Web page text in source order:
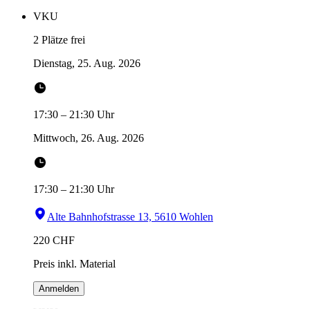
VKU
2 Plätze frei
Dienstag, 25. Aug. 2026
17:30 – 21:30 Uhr
Mittwoch, 26. Aug. 2026
17:30 – 21:30 Uhr
Alte Bahnhofstrasse 13, 5610 Wohlen
220 CHF
Preis inkl. Material
Anmelden